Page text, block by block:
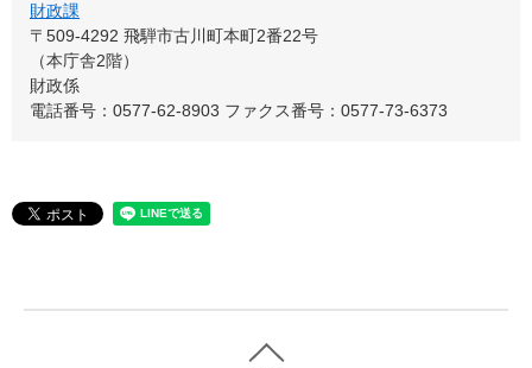
財政課
〒509-4292 飛騨市古川町本町2番22号
（本庁舎2階）
財政係
電話番号：0577-62-8903 ファクス番号：0577-73-6373